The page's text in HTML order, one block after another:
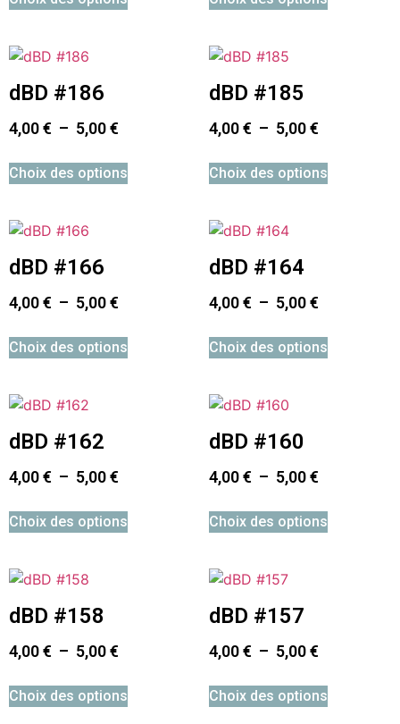
dBD #186
4,00€ – 5,00€
Choix des options
dBD #185
4,00€ – 5,00€
Choix des options
dBD #166
4,00€ – 5,00€
Choix des options
dBD #164
4,00€ – 5,00€
Choix des options
dBD #162
4,00€ – 5,00€
Choix des options
dBD #160
4,00€ – 5,00€
Choix des options
dBD #158
4,00€ – 5,00€
Choix des options
dBD #157
4,00€ – 5,00€
Choix des options